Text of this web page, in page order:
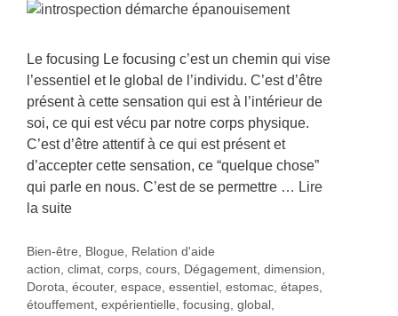
Le focusing Le focusing c’est un chemin qui vise
l’essentiel et le global de l’individu. C’est d’être
présent à cette sensation qui est à l’intérieur de
soi, ce qui est vécu par notre corps physique.
C’est d’être attentif à ce qui est présent et
d’accepter cette sensation, ce “quelque chose”
qui parle en nous. C’est de se permettre … Lire
la suite
Catégories
Bien-être, Blogue, Relation d'aide
Étiquettes
action, climat, corps, cours, Dégagement, dimension,
Dorota, écouter, espace, essentiel , estomac, étapes,
étouffement, expérientielle, focusing, global ,